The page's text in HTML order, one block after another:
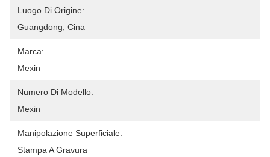
Luogo Di Origine:
Guangdong, Cina
Marca:
Mexin
Numero Di Modello:
Mexin
Manipolazione Superficiale:
Stampa A Gravura